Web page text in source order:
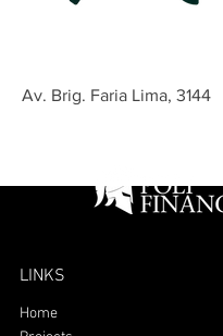
Av. Brig. Faria Lima, 3144
LINKS
Home